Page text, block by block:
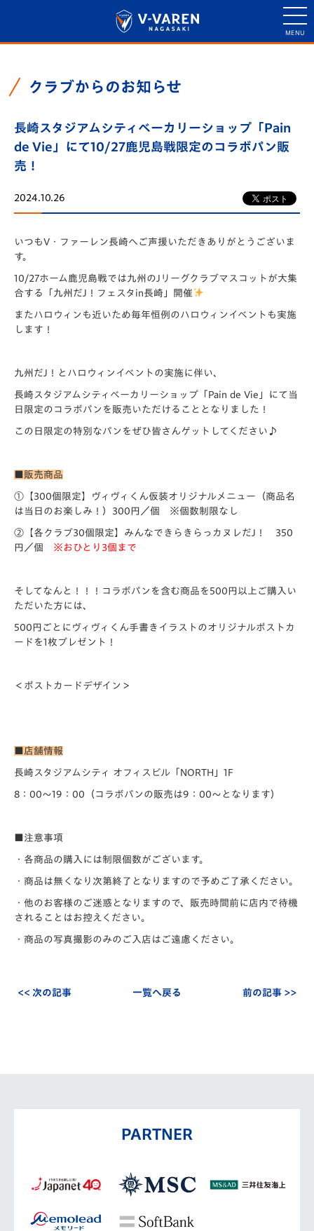
クラブからのお知らせ
長崎スタジアムシティベーカリーショップ「Pain
de Vie」にて10/27鹿児島戦限定のコラボパン販
売！
2024.10.26
いつもV・ファーレン長崎へご声援いただきありがとうございま
す。
10/27ホーム鹿児島戦では九州のJリーグクラブマスコットが大集
合する「九州だJ！フェスタin長崎」開催
またハロウィンも近いため毎年恒例のハロウィンイベントも実施
します！
九州だJ！とハロウィンイベントの実施に伴い、
長崎スタジアムシティベーカリーショップ「Pain de Vie」にて当
日限定のコラボパンを販売いただけることとなりました！
この日限定の特別なパンをぜひ皆さんゲットしてください♪
■販売商品
①【300個限定】ヴィヴィくん仮装オリジナルメニュー（商品名
は当日のお楽しみ！）300円／個 ※個数制限なし
②【各クラブ30個限定】みんなできらきらっカヌレだJ！ 350
円／個 ※おひとり3個まで
そしてなんと！！！コラボパンを含む商品を500円以上ご購入い
ただいた方には、
500円ごとに ヴィヴィくん手書きイラストのオリジナルポストカ
ード を1枚プレゼント！
＜ポストカードデザイン＞
■店舗情報
長崎スタジアムシティ オフィスビル「NORTH」1F
8：00～19：00（コラボパンの販売は9：00～となります）
■注意事項
・各商品の購入には制限個数がございます。
・商品は無くなり次第終了となりますので予めご了承ください。
・他のお客様のご迷惑となりますので、販売時間前に店内で待機
されることはお控えください。
・商品の写真撮影のみのご入店はご遠慮ください。
<< 次の記事 一覧へ戻る 前の記事 >>
PARTNER